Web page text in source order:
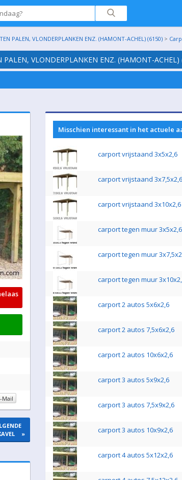
PALEN, VLONDERPLANKEN ENZ. (HAMONT-ACHEL) (6150) >
VLONDERPLANKEN ENZ. (HAMONT-ACHEL)
Mail
»
Misschien interessant in het actuele
carport vrijstaand 3x5x2,6
carport vrijstaand 3x7,5x2,6
carport vrijstaand 3x10x2,6
carport tegen muur 3x5x2,6
carport tegen muur
carport tegen muur
carport 2 autos 5x6x2,6
carport 2 autos 7,5x6x2,6
carport 2 autos 10x6x2,6
carport 3 autos 5x9x2,6
carport 3 autos 7,5x9x2,6
carport 3 autos 10x9x2,6
carport 4 autos 5x12x2,6